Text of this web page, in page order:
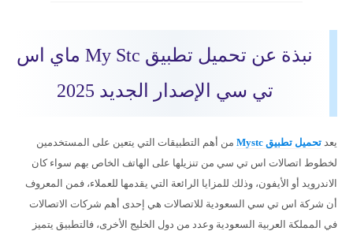
نبذة عن تحميل تطبيق My Stc ماي اس
تي سي الإصدار الجديد 2025
يعد تحميل تطبيق Mystc
من أهم التطبيقات التي يتعين على المستخدمين
لخطوط اتصالات اس تي سي من تنزيلها على الهاتف الخاص بهم سواء كان
الاندرويد أو الأيفون، وذلك للمزايا الرائعة التي يقدمها للعملاء، فمن المعروف
أن شركة اس تي سي السعودية للاتصالات هي إحدى أهم شركات الاتصالات
في المملكة العربية السعودية وعدد من دول الخليج الأخرى، فالتطبيق يتميز